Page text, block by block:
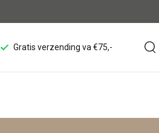
Gratis verzending va €75,-